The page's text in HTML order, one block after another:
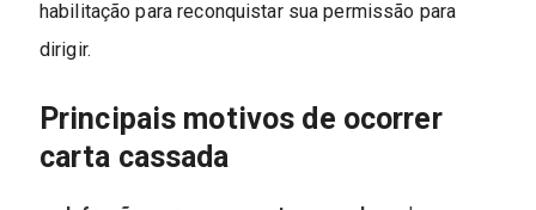
habilitação para reconquistar sua permissão para
dirigir.
Principais motivos de ocorrer
carta cassada